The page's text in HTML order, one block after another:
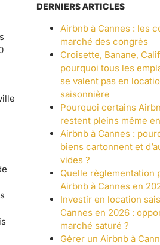
DERNIERS ARTICLES
Airbnb à Cannes : les
marché des congrès
Croisette, Banane,
pourquoi tous les
se valent pas en
saisonnière
Pourquoi certains
restent pleins même
Airbnb à Cannes :
biens cartonnent et
vides ?
Quelle règlementation
Airbnb à Cannes en
Investir en location
Cannes en 2026 :
marché saturé ?
Gérer un Airbnb à